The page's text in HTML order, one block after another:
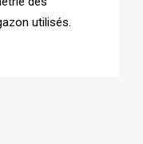
utilisés.